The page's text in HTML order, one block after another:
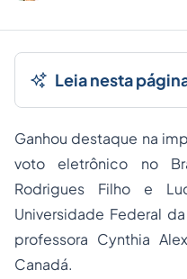
Leia nesta
Ganhou destaque na
voto eletrônico no
Rodrigues Filho e
Universidade Federal
professora Cynthia
Canadá.